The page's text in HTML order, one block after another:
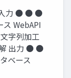
入力 ● ● ●
WebAPI
字列加工
解 出力 ● ●
ベース